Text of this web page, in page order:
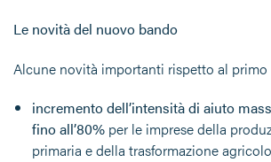
Le novità del nuovo bando
Alcune novità importanti rispetto al
incremento dell’intensità di aiuto
fino all’80%per le imprese della
primaria e della trasformazione